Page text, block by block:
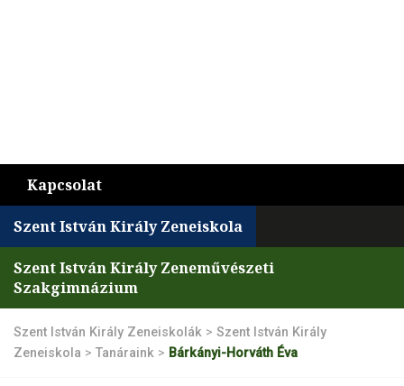
Kapcsolat
Szent István Király Zeneiskola
Szent István Király Zeneművészeti
Szakgimnázium
Szent István Király Zeneiskolák > Szent István Király
Zeneiskola > Tanáraink > Bárkányi-Horváth Éva